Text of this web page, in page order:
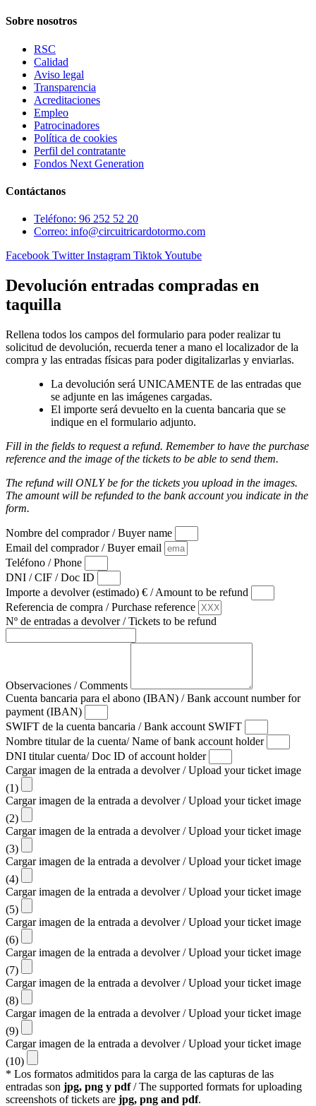
Sobre nosotros
RSC
Calidad
Aviso legal
Transparencia
Acreditaciones
Empleo
Patrocinadores
Política de cookies
Perfil del contratante
Fondos Next Generation
Contáctanos
Teléfono: 96 252 52 20
Correo: info@circuitricardotormo.com
Facebook Twitter Instagram TiktokYoutube
Devolución entradas compradas en
taquilla
Rellena todos los campos del formulario para poder realizar tu
solicitud de devolución, recuerda tener a mano el localizador de la
compra y las entradas físicas para poder digitalizarlas y enviarlas.
La devolución será UNICAMENTE de las entradas que
se adjunte en las imágenes cargadas.
El importe será devuelto en la cuenta bancaria que se
indique en el formulario adjunto.
Fill in the fields to request a refund. Remember to have the purchase
reference and the image of the tickets to be able to send them.
The refund will ONLY be for the tickets you upload in the images.
The amount will be refunded to the bank account you indicate in the
form.
Nombre del comprador / Buyer name
Email del comprador / Buyer email
Teléfono / Phone
DNI / CIF / Doc ID
Importe a devolver (estimado) € / Amount to be refund
Referencia de compra / Purchase reference
Nº de entradas a devolver / Tickets to be refund
Observaciones / Comments
Cuenta bancaria para el abono (IBAN) / Bank account number for
payment (IBAN)
SWIFT de la cuenta bancaria / Bank account SWIFT
Nombre titular de la cuenta/ Name of bank account holder
DNI titular cuenta/ Doc ID of account holder
Cargar imagen de la entrada a devolver / Upload your ticket image
(1)
Cargar imagen de la entrada a devolver / Upload your ticket image
(2)
Cargar imagen de la entrada a devolver / Upload your ticket image
(3)
Cargar imagen de la entrada a devolver / Upload your ticket image
(4)
Cargar imagen de la entrada a devolver / Upload your ticket image
(5)
Cargar imagen de la entrada a devolver / Upload your ticket image
(6)
Cargar imagen de la entrada a devolver / Upload your ticket image
(7)
Cargar imagen de la entrada a devolver / Upload your ticket image
(8)
Cargar imagen de la entrada a devolver / Upload your ticket image
(9)
Cargar imagen de la entrada a devolver / Upload your ticket image
(10)
* Los formatos admitidos para la carga de las capturas de las
entradas son jpg, png y pdf/ The supported formats for uploading
screenshots of tickets are jpg, png and pdf.